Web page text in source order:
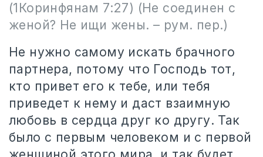
(1Коринфянам 7:27) (Не соединен с
женой? Не ищи жены. – рум. пер.)
Не нужно самому искать брачного
партнера, потому что Господь тот,
кто привет его к тебе, или тебя
приведет к нему и даст взаимную
любовь в сердца друг ко другу. Так
было с первым человеком и с первой